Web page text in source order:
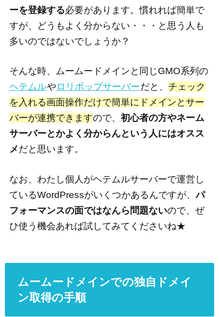
ーを登録する必要があります。慣れれば簡単で
すが、どうもよく分からない・・・と思う人も
多いのではないでしょうか？
そんな時、ムームードメインと同じGMO系列の
ヘテムルやロリポップサーバーだと、 チェック
を入れる画面操作だけで簡単にドメインとサー
バーが連携できますので、 初心者の方やネーム
サーバーとかよく分からんという人にはオスス
メだと思います。
なお、わたし個人がヘテムルサーバーで運営し
ているWordPressがいくつかあるんですが、パ
フォーマンスの面ではなんら問題ないので、ぜ
ひ使う機会あれば試してみてくださいね★
ムームードメインでの独自ドメイ
ン取得の手順